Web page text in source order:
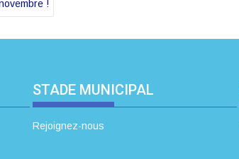
!
STADE MUNICIPAL
Rejoignez-nous